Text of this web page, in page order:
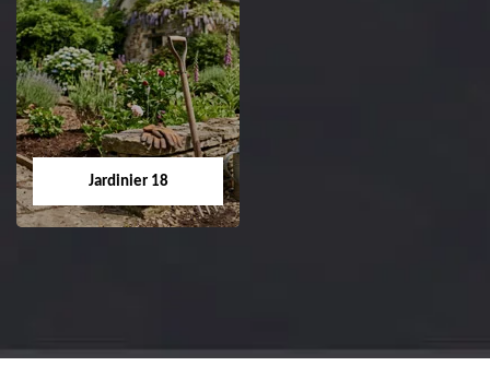
Dessouchage arbre
et haie 18
Entreprise dessouchage
arbre et haie 18 Cher
Jardinier 18